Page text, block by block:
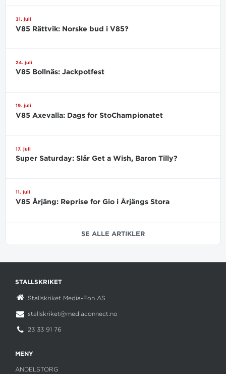
31. juli
V85 Rättvik: Norske bud i V85?
24. juli
V85 Bollnäs: Jackpotfest
19. juli
V85 Axevalla: Dags for StoChampionatet
17. juli
Super Saturday: Slår Get a Wish, Baron Tilly?
11. juli
V85 Årjäng: Reprise for Gio i Årjängs Stora
SE ALLE ARTIKLER
STALLSKRIKET
Stallskriket Media-Fon AS
stallskriket@mediaconnect.no
23 33 91 76
MENY
ANDELSTORG